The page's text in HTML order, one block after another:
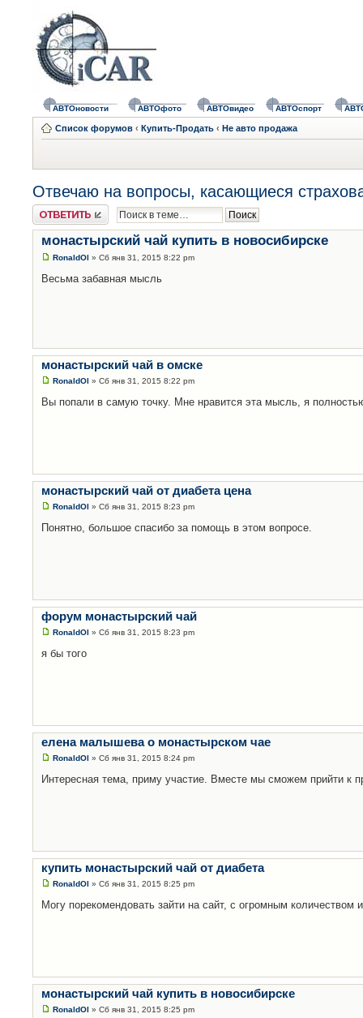
АВТОновости АВТОфото АВТОвидео АВТОспорт
Список форумов ‹ Купить-Продать ‹ Не авто продажа
Отвечаю на вопросы, касающиеся
Ответить
монастырский чай купить в новосибирске
RonaldOl » Сб янв 31, 2015 8:22 pm
Весьма забавная мысль
монастырский чай в омске
RonaldOl » Сб янв 31, 2015 8:22 pm
Вы попали в самую точку. Мне нравится эта мысль, я
монастырский чай от диабета цена
RonaldOl » Сб янв 31, 2015 8:23 pm
Понятно, большое спасибо за помощь в этом вопросе.
форум монастырский чай
RonaldOl » Сб янв 31, 2015 8:23 pm
я бы того
елена малышева о монастырском чае
RonaldOl » Сб янв 31, 2015 8:24 pm
Интересная тема, приму участие. Вместе мы сможем прийти к
купить монастырский чай от диабета
RonaldOl » Сб янв 31, 2015 8:25 pm
Могу порекомендовать зайти на сайт, с огромным
монастырский чай купить в новосибирске
RonaldOl » Сб янв 31, 2015 8:25 pm